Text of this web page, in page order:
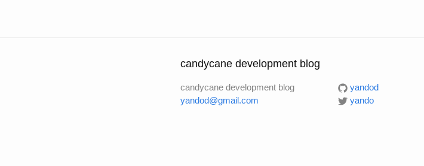
candycane development blog
candycane development blog
yandod@gmail.com
yandod
yando